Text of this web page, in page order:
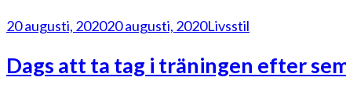
20 augusti, 202020 augusti, 2020Livsstil
Dags att ta tag i träningen efter